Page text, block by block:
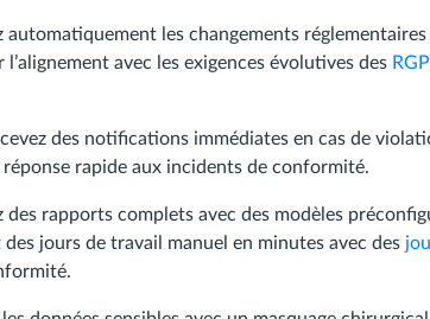
automatiquement les changements réglementaires
avec les exigences évolutives des
des notifications immédiates en cas de
rapide aux incidents de conformité.
des rapports complets avec des modèles
jours de travail manuel en minutes avec des